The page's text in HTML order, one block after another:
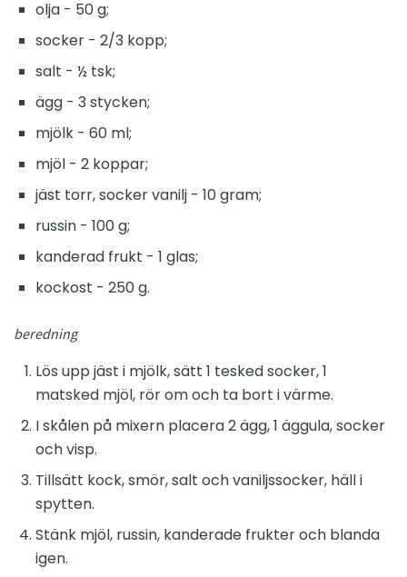
olja - 50 g;
socker - 2/3 kopp;
salt - ½ tsk;
ägg - 3 stycken;
mjölk - 60 ml;
mjöl - 2 koppar;
jäst torr, socker vanilj - 10 gram;
russin - 100 g;
kanderad frukt - 1 glas;
kockost - 250 g.
beredning
Lös upp jäst i mjölk, sätt 1 tesked socker, 1
matsked mjöl, rör om och ta bort i värme.
I skålen på mixern placera 2 ägg, 1 äggula, socker
och visp.
Tillsätt kock, smör, salt och vaniljssocker, häll i
spytten.
Stänk mjöl, russin, kanderade frukter och blanda
igen.